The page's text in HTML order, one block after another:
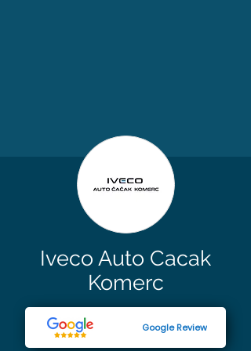
Iveco Auto Cacak
Komerc
Google Review